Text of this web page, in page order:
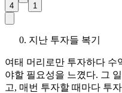
4 1
지난 투자들 복기
여태 머리로만 투자하다 수
야할 필요성을 느꼈다. 그
고, 매번 투자할 때마다 투